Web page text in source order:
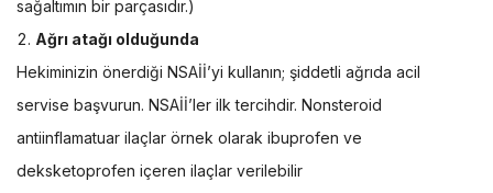
sağaltımın bir parçasıdır.)
Ağrı atağı olduğunda
Hekiminizin önerdiği NSAİİ’yi kullanın; şiddetli ağrıda acil
servise başvurun. NSAİİ’ler ilk tercihdir. Nonsteroid
antiinflamatuar ilaçlar örnek olarak ibuprofen ve
deksketoprofen içeren ilaçlar verilebilir